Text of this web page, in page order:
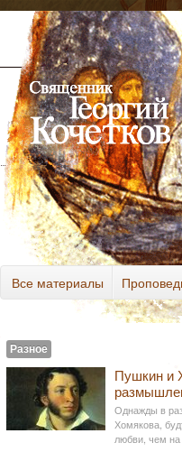
Все материалы
Разное
Пушкин и
Однажды в
Хомякова,
любви, чем на